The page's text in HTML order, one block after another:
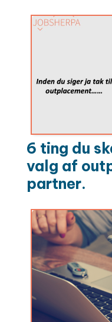
6 ting du
valg af
partner.